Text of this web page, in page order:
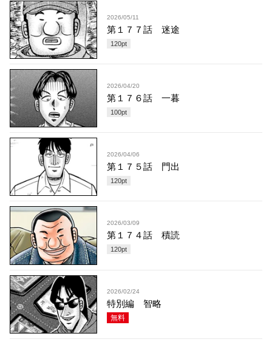
2026/05/11
第１７７話 迷途
120pt
2026/04/20
第１７６話 一暮
100pt
2026/04/06
第１７５話 門出
120pt
2026/03/09
第１７４話 積読
120pt
2026/02/24
特別編 智略
無料